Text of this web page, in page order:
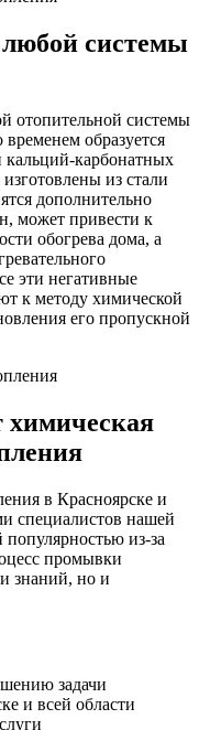
системы
отопительной системы
образуется
кальций-карбонатных
из стали
дополнительно
может привести к
обогрева дома, а
эти негативные
к методу химической
его пропускной
химическая
в Красноярске и
специалистов нашей
из-за
промывки
знаний, но и
задачи
и всей области